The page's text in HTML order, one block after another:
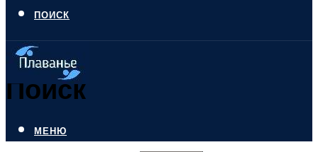
ПОИСК
Поиск
МЕНЮ